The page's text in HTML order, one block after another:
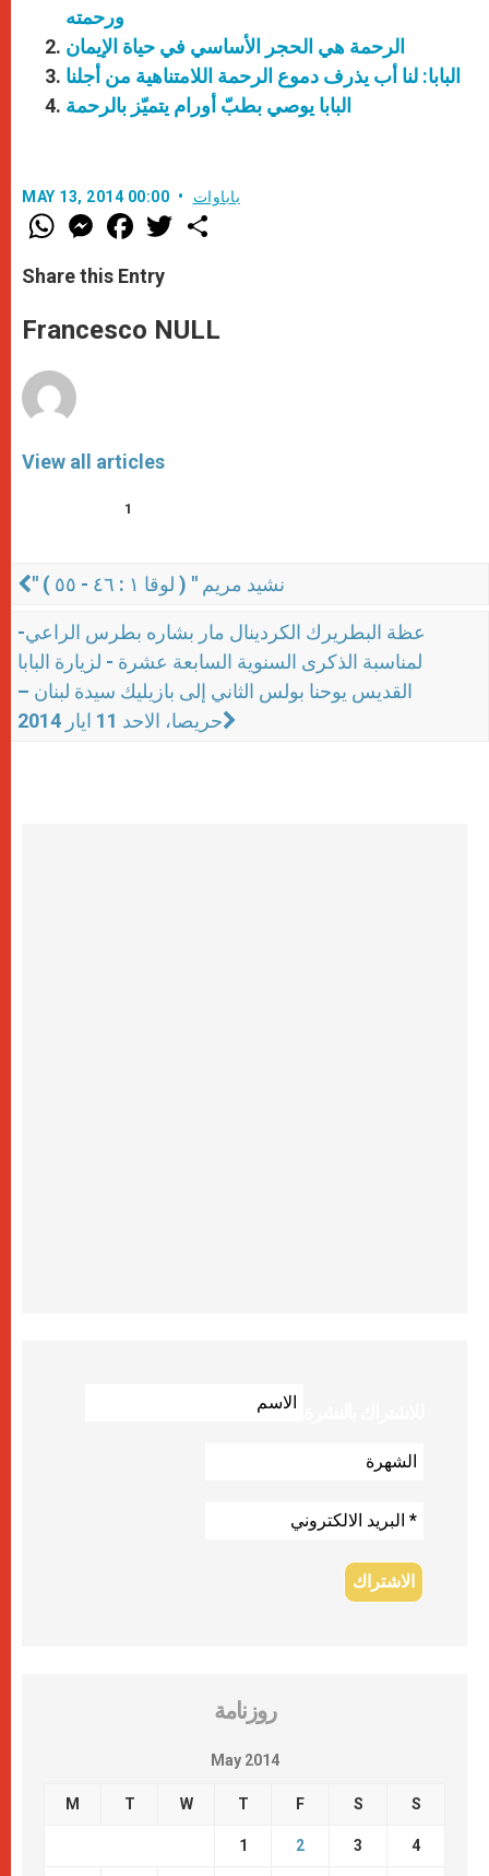
ورحمته
الرحمة هي الحجر الأساسي في حياة الإيمان
البابا: لنا أب يذرف دموع الرحمة اللامتناهية من أجلنا
البابا يوصي بطبّ أورام يتميّز بالرحمة
MAY 13, 2014 00:00 باباوات
W
h
t
s
p
p
M
e
s
e
g
e
F
a
e
b
o
k
w
r
Share this Entry
Francesco NULL
View all articles
1
" نشيد مريم " ( لوقا ١ : ٤٦ - ٥٥ )
عظة البطريرك الكردينال مار بشاره بطرس الراعي-
لمناسبة الذكرى السنوية السابعة عشرة - لزيارة البابا
القديس يوحنا بولس الثاني إلى بازيليك سيدة لبنان –
حريصا، الاحد 11 ايار 2014
روزنامة
May 2014
M T W T F S S
1 2 3 4